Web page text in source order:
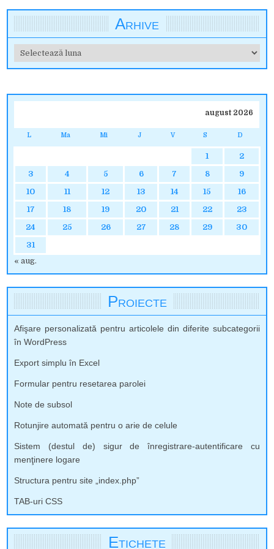
Arhive
Arhive
august 2026
L Ma Mi J V S D
1
2
3
4 5 6 7 8
9
10
11 12 13 14 15
16
17
18 19 20 21 22
23
24
25 26 27 28 29
30
31
« aug.
Proiecte
Afişare personalizată pentru articolele din diferite subcategorii
în WordPress
Export simplu în Excel
Formular pentru resetarea parolei
Note de subsol
Rotunjire automată pentru o arie de celule
Sistem (destul de) sigur de înregistrare-autentificare cu
menţinere logare
Structura pentru site „index.php”
TAB-uri CSS
Etichete